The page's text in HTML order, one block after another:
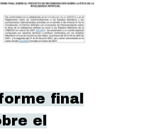
final
el